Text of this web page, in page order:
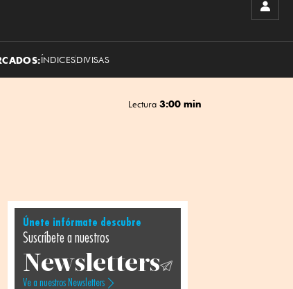
ÍNDICESDIVISAS
Lectura 3:00 min
Únete infórmate descubre
Suscríbete a nuestros
Newsletters
Ve a nuestros Newsletters